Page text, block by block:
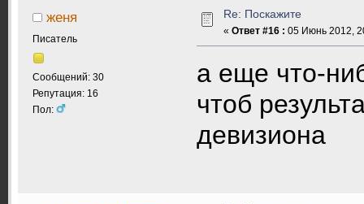
женя
Писатель
Сообщений: 30
Репутация: 16
Пол:
Re: Поскажите
« Ответ #16 : 05 Июнь 2012,
а еще что-
чтоб
девизиона